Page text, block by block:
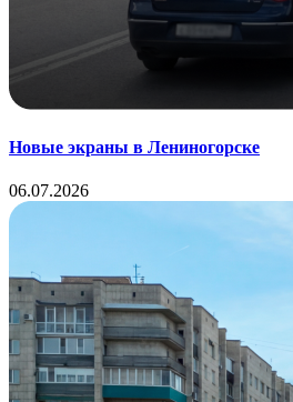
Новые экраны в Лениногорске
06.07.2026